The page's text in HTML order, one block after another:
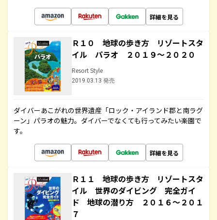
詳細を見る
Ｒ１０ 地球の歩き方 リゾートスタ
イル パラオ ２０１９～２０２０
Resort Style
2019.03.13 発売
ダイバーあこがれの世界遺産「ロック・アイランド郡と南ラグ
ーン」パラオの魅力。ダイバーでなくても行ってみたい楽園で
す。
詳細を見る
Ｒ１１ 地球の歩き方 リゾートスタ
イル 世界のダイビング 完全ガイ
ド 地球の潜り方 ２０１６～２０１
７